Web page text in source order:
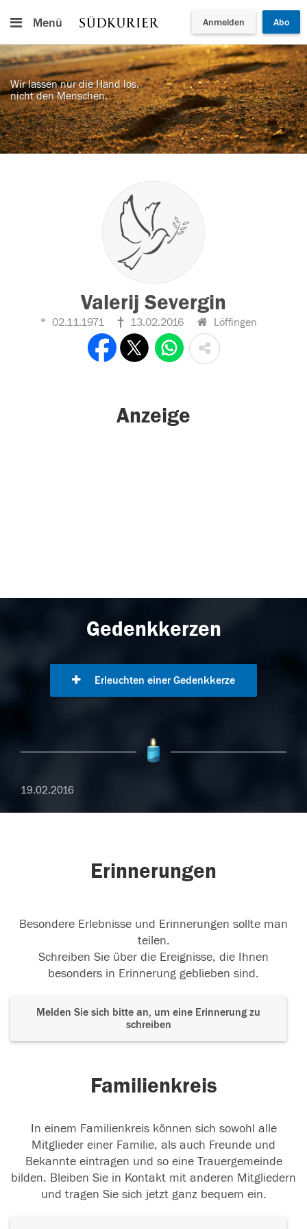
Menü Anmelden Abo
Wir lassen nur die Hand los,
nicht den Menschen.
Valerij Severgin
02.11.1971 13.02.2016 Löffingen
Anzeige
Gedenkkerzen
Erleuchten einer Gedenkkerze
19.02.2016
Erinnerungen
Besondere Erlebnisse und Erinnerungen sollte man
teilen.
Schreiben Sie über die Ereignisse, die Ihnen
besonders in Erinnerung geblieben sind.
Melden Sie sich bitte an, um eine Erinnerung zu
schreiben
Familienkreis
In einem Familienkreis können sich sowohl alle
Mitglieder einer Familie, als auch Freunde und
Bekannte eintragen und so eine Trauergemeinde
bilden. Bleiben Sie in Kontakt mit anderen Mitgliedern
und tragen Sie sich jetzt ganz bequem ein.